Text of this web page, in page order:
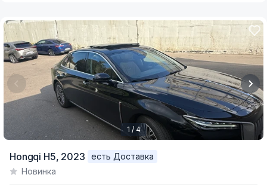
of
1 / 4
Hongqi H5, 2023
есть Доставка
Новинка